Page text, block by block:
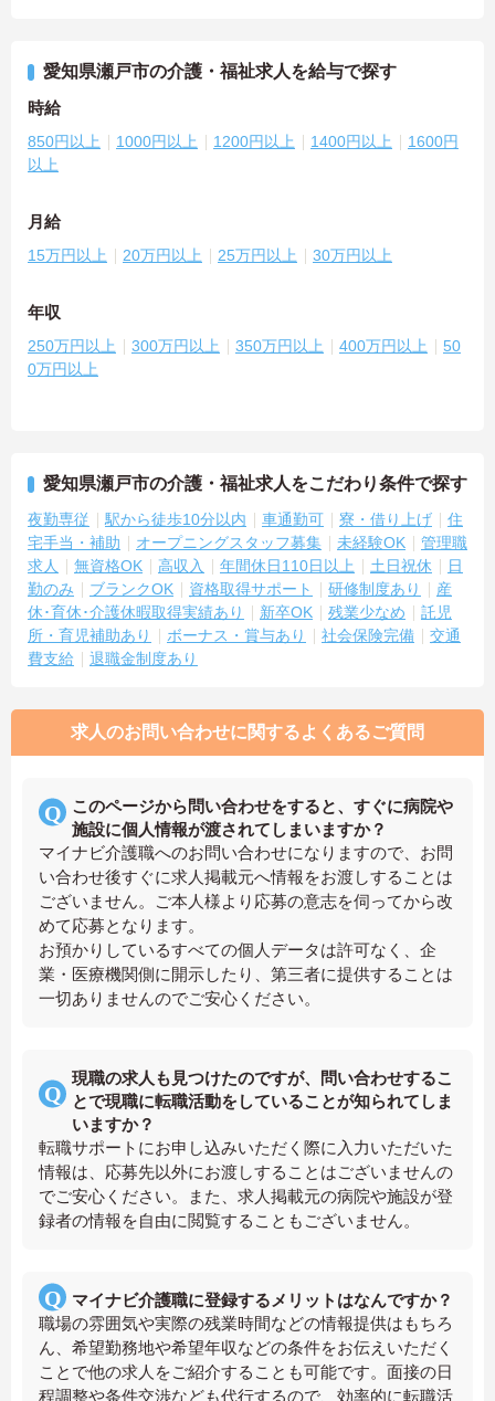
愛知県瀬戸市の介護・福祉求人を給与で探す
時給
850円以上 1000円以上 1200円以上 1400円以上
1600円
以上
月給
15万円以上 20万円以上 25万円以上 30万円以上
年収
250万円以上 300万円以上 350万円以上 400万円以上
50
0万円以上
愛知県瀬戸市の介護・福祉求人をこだわり条件で探す
夜勤専従 駅から徒歩10分以内 車通勤可 寮・借り上げ
住
宅手当・補助
オープニングスタッフ募集 未経験OK
管理職
求人
無資格OK 高収入 年間休日110日以上 土日祝休
日
勤のみ
ブランクOK 資格取得サポート 研修制度あり
産
休･育休･介護休暇取得実績あり
新卒OK 残業少なめ
託児
所・育児補助あり
ボーナス・賞与あり 社会保険完備
交通
費支給
退職金制度あり
求人のお問い合わせに関するよくあるご質問
このページから問い合わせをすると、すぐに病院や
施設に個人情報が渡されてしまいますか？
マイナビ介護職へのお問い合わせになりますので、お問
い合わせ後すぐに求人掲載元へ情報をお渡しすることは
ございません。ご本人様より応募の意志を伺ってから改
めて応募となります。
お預かりしているすべての個人データは許可なく、企
業・医療機関側に開示したり、第三者に提供することは
一切ありませんのでご安心ください。
現職の求人も見つけたのですが、問い合わせするこ
とで現職に転職活動をしていることが知られてしま
いますか？
転職サポートにお申し込みいただく際に入力いただいた
情報は、応募先以外にお渡しすることはございませんの
でご安心ください。また、求人掲載元の病院や施設が登
録者の情報を自由に閲覧することもございません。
マイナビ介護職に登録するメリットはなんですか？
職場の雰囲気や実際の残業時間などの情報提供はもちろ
ん、希望勤務地や希望年収などの条件をお伝えいただく
ことで他の求人をご紹介することも可能です。面接の日
程調整や条件交渉なども代行するので、効率的に転職活